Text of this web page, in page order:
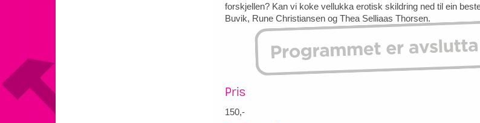
forskjellen? Kan vi koke vellukka erotisk skildring ned til ein
Buvik, Rune Christiansen og Thea Selliaas Thorsen.
Pris
150,-